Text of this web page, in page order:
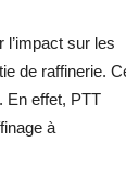
sur les
de raffinerie.
En effet, PTT
à